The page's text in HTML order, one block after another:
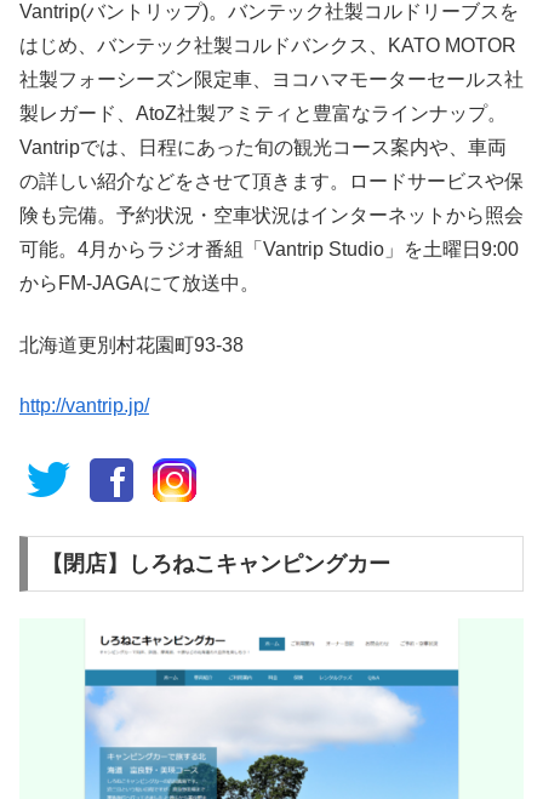
Vantrip(バントリップ)。バンテック社製コルドリーブスを
はじめ、バンテック社製コルドバンクス、KATO MOTOR
社製フォーシーズン限定車、ヨコハマモーターセールス社
製レガード、AtoZ社製アミティと豊富なラインナップ。
Vantripでは、日程にあった旬の観光コース案内や、車両
の詳しい紹介などをさせて頂きます。ロードサービスや保
険も完備。予約状況・空車状況はインターネットから照会
可能。4月からラジオ番組「Vantrip Studio」を土曜日9:00
からFM-JAGAにて放送中。
北海道更別村花園町93-38
http://vantrip.jp/
【閉店】しろねこキャンピングカー